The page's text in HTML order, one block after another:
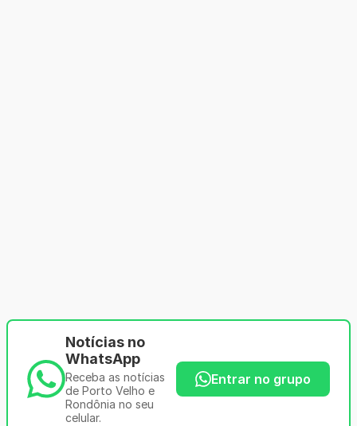
Notícias no
WhatsApp
Receba as notícias
de Porto Velho e
Rondônia no seu
celular.
Entrar no grupo